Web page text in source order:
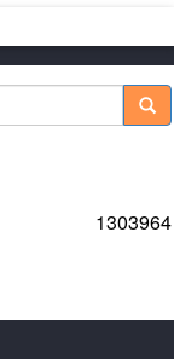
1303964